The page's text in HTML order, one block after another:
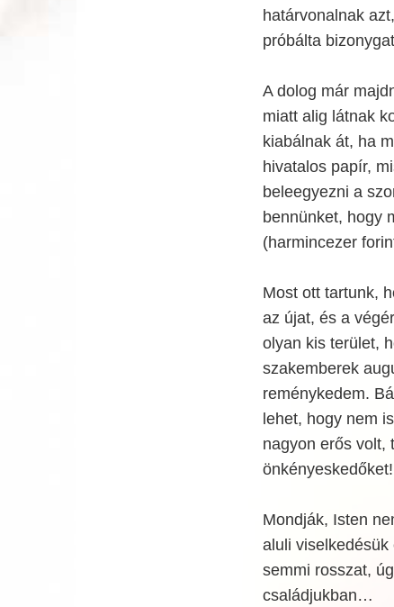
határvonalnak
próbálta
A dolog már
miatt alig látnak
kiabálnak át, ha
hivatalos papír,
beleegyezni a
bennünket, hogy
(harmincezer
Most ott tartunk,
az újat, és a
olyan kis terület,
szakemberek
reménykedem.
lehet, hogy nem
nagyon erős volt,
önkényeskedőket!
Mondják, Isten
aluli
semmi rosszat,
családjukban…